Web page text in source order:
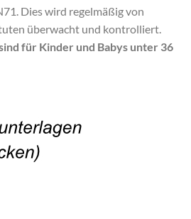
Dies wird regelmäßig von
überwacht und kontrolliert.
für Kinder und Babys unter 36